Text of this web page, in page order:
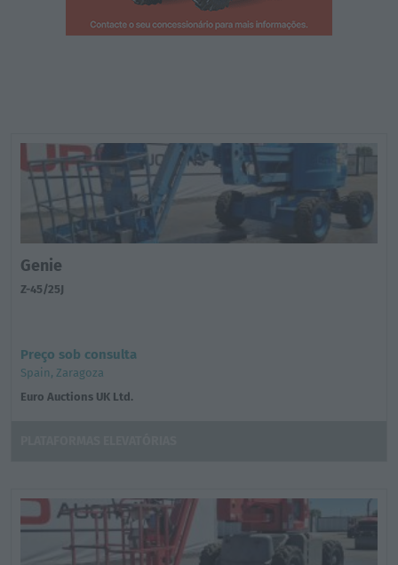
Genie
Z-45/25J
Preço sob consulta
Spain, Zaragoza
Euro Auctions UK Ltd.